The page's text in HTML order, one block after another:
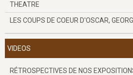
THEATRE
LES COUPS DE COEUR D'OSCAR,
VIDEOS
RÉTROSPECTIVES DE NOS